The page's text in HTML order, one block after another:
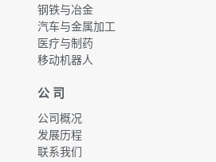
钢铁与冶金
汽车与金属加工
医疗与制药
移动机器人
公 司
公司概况
发展历程
联系我们